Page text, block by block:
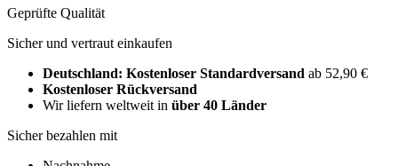
Geprüfte Qualität
Sicher und vertraut einkaufen
Deutschland: Kostenloser Standardversand ab 52,90 €
Kostenloser Rückversand
Wir liefern weltweit in über 40 Länder
Sicher bezahlen mit